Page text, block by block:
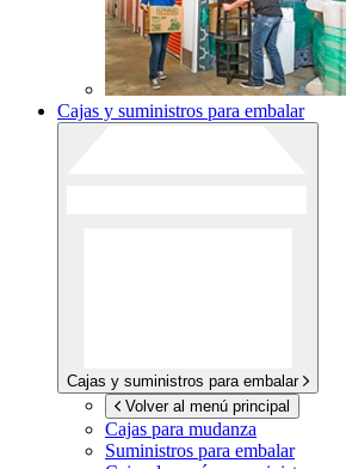
Cajas y suministros para embalar
Cajas y suministros para embalar
Volver al menú principal
Cajas para mudanza
Suministros para embalar